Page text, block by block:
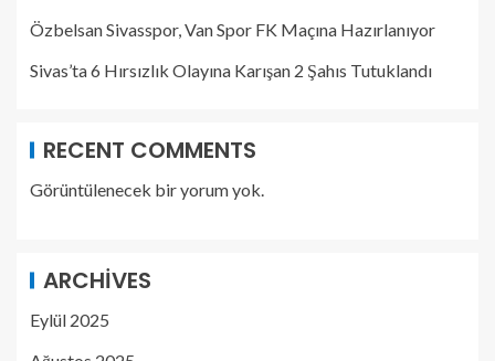
Özbelsan Sivasspor, Van Spor FK Maçına Hazırlanıyor
Sivas’ta 6 Hırsızlık Olayına Karışan 2 Şahıs Tutuklandı
RECENT COMMENTS
Görüntülenecek bir yorum yok.
ARCHIVES
Eylül 2025